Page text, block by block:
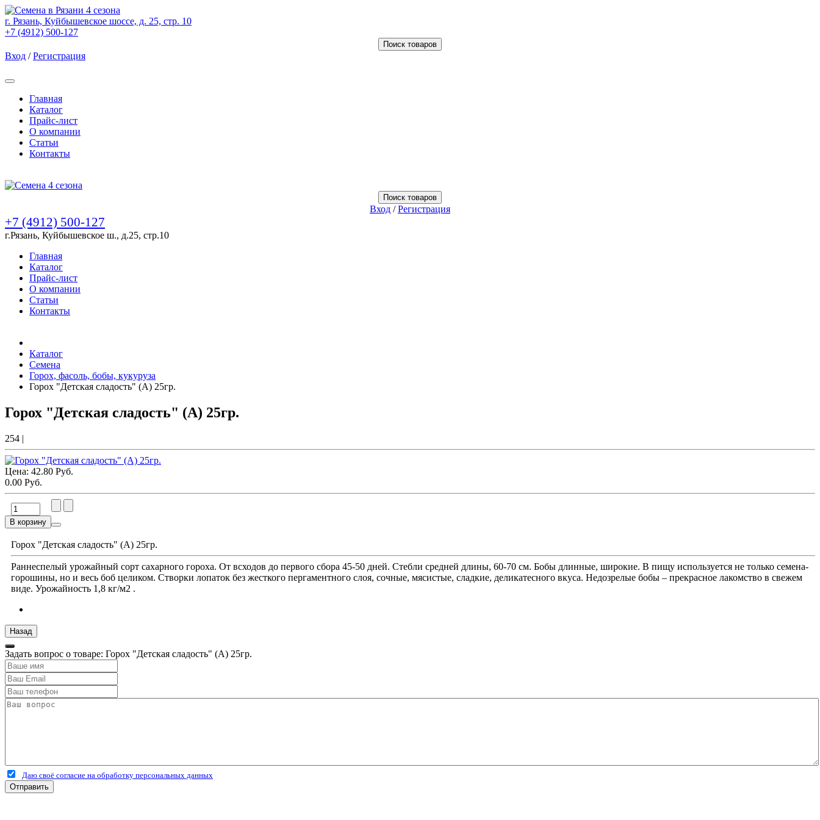
г. Рязань, Куйбышевское шоссе, д. 25, стр. 10
+7 (4912) 500-127
Поиск товаров
Вход /Регистрация
Главная
Каталог
Прайс-лист
О компании
Статьи
Контакты
Поиск товаров
Вход /Регистрация
+7 (4912) 500-127
г.Рязань, Куйбышевское ш., д.25, стр.10
Главная
Каталог
Прайс-лист
О компании
Статьи
Контакты
Каталог
Семена
Горох, фасоль, бобы, кукуруза
Горох "Детская сладость" (А) 25гр.
Горох "Детская сладость" (А) 25гр.
254 |
Цена: 42.80 Руб.
0.00 Руб.
В корзину
Горох "Детская сладость" (А) 25гр.
Раннеспелый урожайный сорт сахарного гороха. От всходов до первого сбора 45-50 дней. Стебли средней длины, 60-70 см. Бобы длинные, широкие. В пищу используется не только семена-
горошины, но и весь боб целиком. Створки лопаток без жесткого пергаментного слоя, сочные, мясистые, сладкие, деликатесного вкуса. Недозрелые бобы – прекрасное лакомство в свежем
виде. Урожайность 1,8 кг/м2 .
Задать вопрос о товаре: Горох "Детская сладость" (А) 25гр.
Даю своё согласие на обработку персональных данных
Отправить